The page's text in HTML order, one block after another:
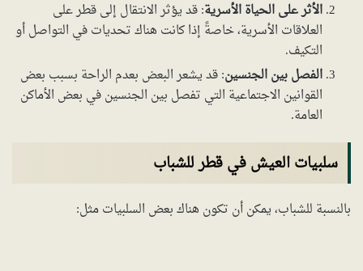
الأثر على الحياة الأسرية: قد يؤثر الانتقال إلى قطر على
العلاقات الأسرية، خاصةً إذا كانت هناك تحديات في التواصل أو
التكيف.
الفصل بين الجنسين: قد يشعر البعض بعدم الراحة بسبب بعض
القوانين الاجتماعية التي تفصل بين الجنسين في بعض الأماكن
العامة.
سلبيات العيش في قطر للشباب
بالنسبة للشباب، يمكن أن تكون هناك بعض السلبيات مثل: